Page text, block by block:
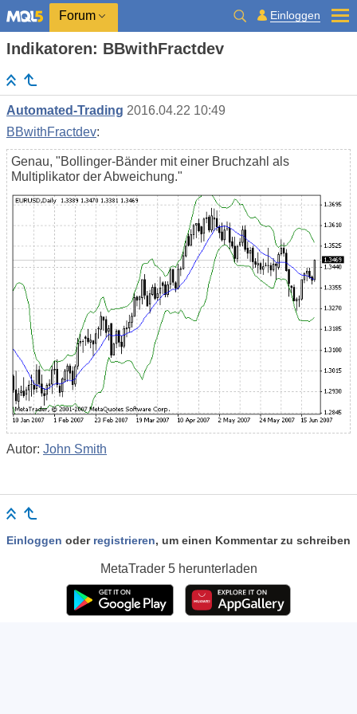
Forum Einloggen
Indikatoren: BBwithFractdev
Automated-Trading 2016.04.22 10:49
BBwithFractdev:
Genau, "Bollinger-Bänder mit einer Bruchzahl als
Multiplikator der Abweichung."
Autor: John Smith
Einloggen oder registrieren, um einen Kommentar zu schreiben
MetaTrader 5herunterladen